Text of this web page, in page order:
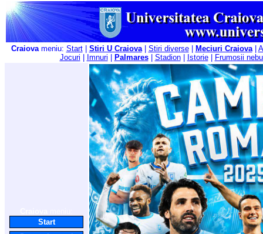
Craiovameniu: Start| Stiri U Craiova| Stiri diverse| Meciuri Craiova|
Jocuri
Imnuri Palmares| Stadion| Istorie| Frumosii
Start